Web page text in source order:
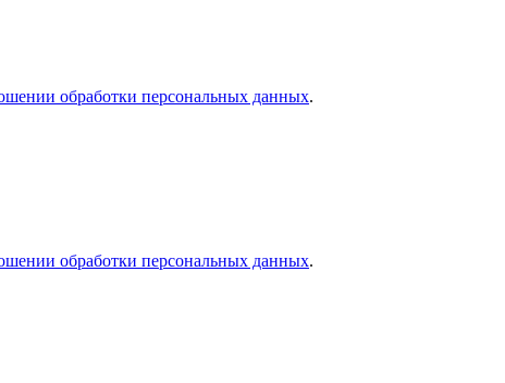
обработки персональных данных.
обработки персональных данных.